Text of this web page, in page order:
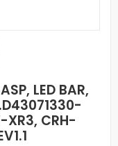
LED BAR,
CRH-